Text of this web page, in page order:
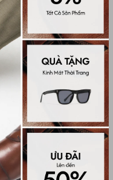
Hướng dẫn chọn size:
37.5 38